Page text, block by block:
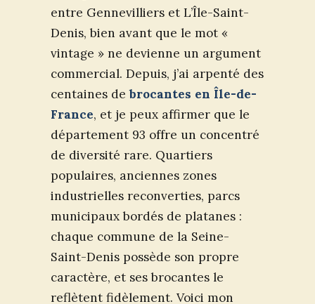
entre Gennevilliers et L’Île-Saint-
Denis, bien avant que le mot «
vintage » ne devienne un argument
commercial. Depuis, j’ai arpenté des
centaines debrocantes en Île-de-
France, et je peux affirmer que le
département 93 offre un concentré
de diversité rare. Quartiers
populaires, anciennes zones
industrielles reconverties, parcs
municipaux bordés de platanes :
chaque commune de la Seine-
Saint-Denis possède son propre
caractère, et ses brocantes le
reflètent fidèlement. Voici mon